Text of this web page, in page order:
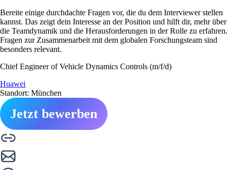
Bereite einige durchdachte Fragen vor, die du dem Interviewer stellen
kannst. Das zeigt dein Interesse an der Position und hilft dir, mehr über
die Teamdynamik und die Herausforderungen in der Rolle zu erfahren.
Fragen zur Zusammenarbeit mit dem globalen Forschungsteam sind
besonders relevant.
Chief Engineer of Vehicle Dynamics Controls (m/f/d)
Huawei
Standort: München
Jetzt bewerben